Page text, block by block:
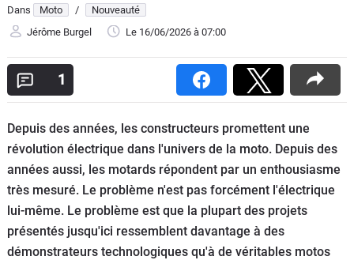
Forum
Scooters
&
125
Marques
Services
Auto
Dans Moto /
Nouveauté
Jérôme Burgel
Le 16/06/2026 à 07:00
1
Depuis des années, les constructeurs promettent une
révolution électrique dans l'univers de la moto. Depuis des
années aussi, les motards répondent par un enthousiasme
très mesuré. Le problème n'est pas forcément l'électrique
lui-même. Le problème est que la plupart des projets
présentés jusqu'ici ressemblent davantage à des
démonstrateurs technologiques qu'à de véritables motos